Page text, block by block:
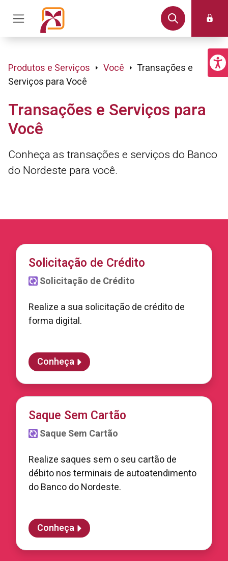
Produtos e Serviços Você
Transações e
Serviços para Você
Transações e Serviços para
Você
Conheça as transações e serviços do Banco
do Nordeste para você.
Solicitação de Crédito
Solicitação de Crédito
Realize a sua solicitação de crédito de
forma digital.
Conheça
Saque Sem Cartão
Saque Sem Cartão
Realize saques sem o seu cartão de
débito nos terminais de autoatendimento
do Banco do Nordeste.
Conheça